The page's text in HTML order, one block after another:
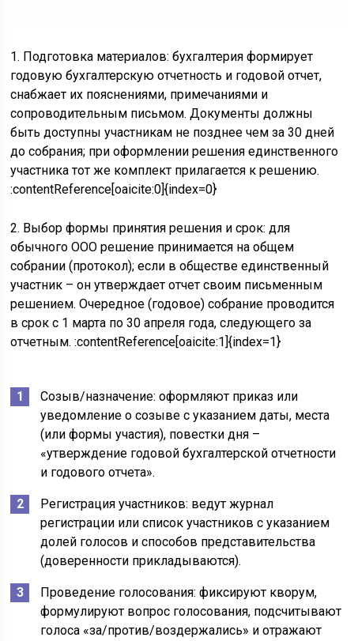
1. Подготовка материалов: бухгалтерия формирует
годовую бухгалтерскую отчетность и годовой отчет,
снабжает их пояснениями, примечаниями и
сопроводительным письмом. Документы должны
быть доступны участникам не позднее чем за 30 дней
до собрания; при оформлении решения единственного
участника тот же комплект прилагается к решению.
:contentReference[oaicite:0]{index=0}
2. Выбор формы принятия решения и срок: для
обычного ООО решение принимается на общем
собрании (протокол); если в обществе единственный
участник – он утверждает отчет своим письменным
решением. Очередное (годовое) собрание проводится
в срок с 1 марта по 30 апреля года, следующего за
отчетным. :contentReference[oaicite:1]{index=1}
Созыв/назначение: оформляют приказ или
уведомление о созыве с указанием даты, места
(или формы участия), повестки дня –
«утверждение годовой бухгалтерской отчетности
и годового отчета».
Регистрация участников: ведут журнал
регистрации или список участников с указанием
долей голосов и способов представительства
(доверенности прикладываются).
Проведение голосования: фиксируют кворум,
формулируют вопрос голосования, подсчитывают
голоса «за/против/воздержались» и отражают